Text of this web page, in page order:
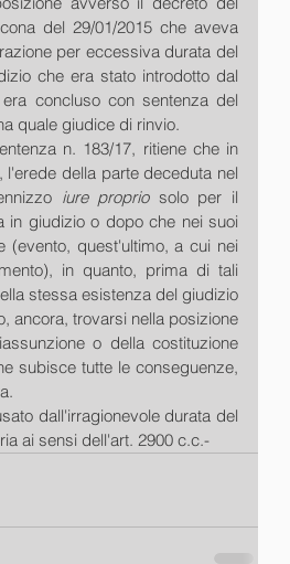
del 29/01/2015 che aveva
per eccessiva durata del
che era stato introdotto dal
concluso con sentenza del
quale giudice di rinvio.
n. 183/17, ritiene che in
della parte deceduta nel
iure proprio solo per il
in giudizio o dopo che nei suoi
(evento, quest'ultimo, a cui nei
in quanto, prima di tali
stessa esistenza del giudizio
ancora, trovarsi nella posizione
o della costituzione
subisce tutte le conseguenze,
dall'irragionevole durata del
ai sensi dell'art. 2900 c.c.-